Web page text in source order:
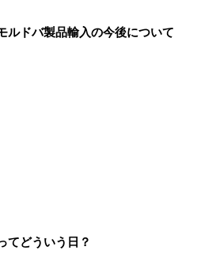
ルドバ製品輸入の今後について
てどういう日？